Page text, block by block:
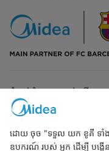
ទំនាក់ទំនងមកកាន់យើង
ដោយ ចុច "ទទួល យក ខូគី ទាំង
ឧបករណ៍ របស់ អ្នក ដើម្បី បង្កើ